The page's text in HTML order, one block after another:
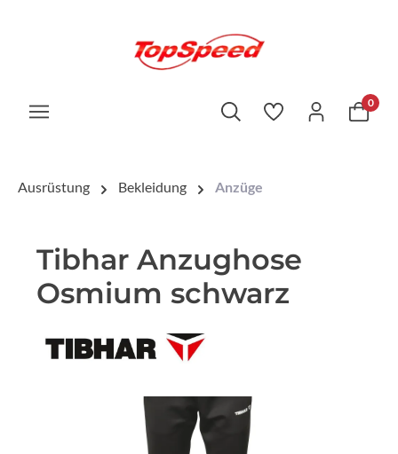
0
Ausrüstung Bekleidung Anzüge
Tibhar Anzughose
Osmium schwarz
Bildergalerie überspringen